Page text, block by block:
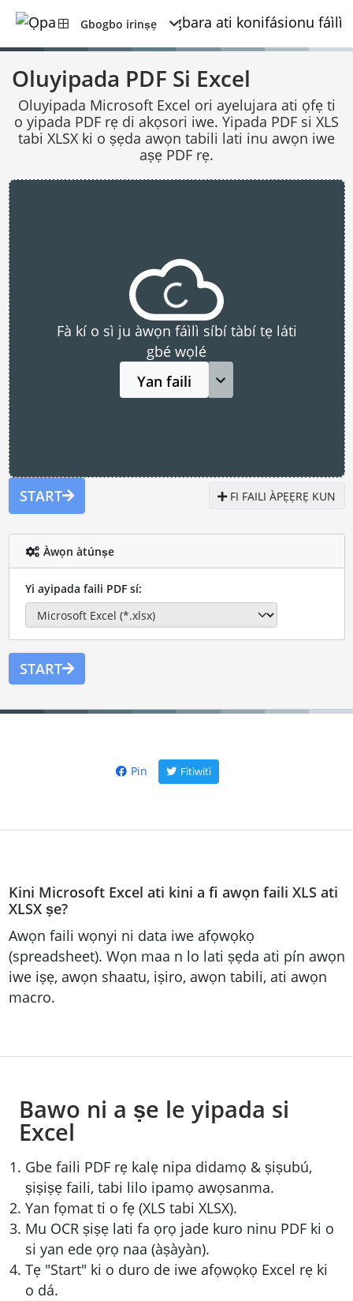
Gbogbo irinṣẹ
Oluyipada PDF Si Excel
Oluyipada Microsoft Excel ori ayelujara ati ọfẹ ti
o yipada PDF rẹ di akọsori iwe. Yipada PDF si XLS
tabi XLSX ki o ṣẹda awọn tabili lati inu awọn iwe
aṣẹ PDF rẹ.
Fà kí o sì ju àwọn fáìlì síbí tàbí tẹ láti
gbé wọlé
Yan faili
START FI FAILI ÀPẸẸRẸ KUN
Àwọn àtúnṣe
Yi ayipada faili PDF sí:
START
Pin Fìtìwítì
Kini Microsoft Excel ati kini a fi awọn faili XLS ati
XLSX ṣe?
Awọn faili wọnyi ni data iwe afọwọkọ
(spreadsheet). Wọn maa n lo lati ṣẹda ati pín awọn
iwe iṣẹ, awọn shaatu, iṣiro, awọn tabili, ati awọn
macro.
Bawo ni a ṣe le yipada si
Excel
Gbe faili PDF rẹ kalẹ nipa didamọ & ṣiṣubú,
ṣiṣiṣẹ faili, tabi lilo ipamọ awọsanma.
Yan fọmat ti o fẹ (XLS tabi XLSX).
Mu OCR ṣiṣẹ lati fa ọrọ jade kuro ninu PDF ki o
si yan ede ọrọ naa (àṣàyàn).
Tẹ "Start" ki o duro de iwe afọwọkọ Excel rẹ ki
o dá.